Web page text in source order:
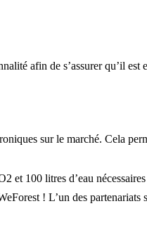
afin de s’assurer qu’il
sur le marché. Cela
100 litres d’eau
! L’un des partenariats